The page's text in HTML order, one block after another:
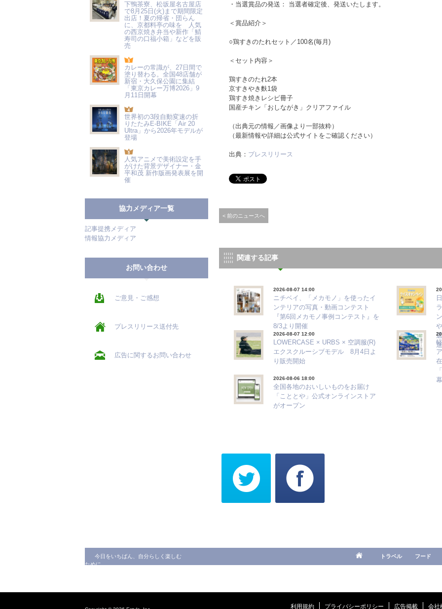
下鴨茶寮、松坂屋名古屋店
で8月25日(火)まで期間限定
出店！夏の帰省・団らん
に、京都料亭の味を 人気
の西京焼き弁当や新作「鯖
寿司の口福小箱」などを販
売
カレーの常識が、27日間で
塗り替わる。全国48店舗が
新宿・大久保公園に集結
「東京カレー万博2026」9
月11日開幕
世界初の3段自動変速の折
りたたみE-BIKE「Air 20
Ultra」から2026年モデルが
登場
人気アニメで美術設定を手
がけた背景デザイナー・金
平和茂 新作版画発表展を開
催
協力メディア一覧
記事提携メディア
情報協力メディア
お問い合わせ
ご意見・ご感想
プレスリリース送付先
広告に関するお問い合わせ
・当選賞品の発送： 当選者確定後、発送いたします。
＜賞品紹介＞
○鶏すきのたれセット／100名(毎月)
＜セット内容＞
鶏すきのたれ2本
京すきやき麩1袋
鶏すき焼きレシピ冊子
国産チキン「おしながき」クリアファイル
（出典元の情報／画像より一部抜粋）
（最新情報や詳細は公式サイトをご確認ください）
出典： プレスリリース
< 前のニュースへ
関連する記事
2026-08-07 14:00
ニチベイ、「メカモノ」を使ったイ
ンテリアの写真・動画コンテスト
『第6回メカモノ事例コンテスト』を
8/3より開催
2026-08-07 12:00
LOWERCASE × URBS × 空調服(R)
エクスクルーシブモデル 8月4日よ
り販売開始
幕
2026-08-06 18:00
全国各地のおいしいものをお届け
「こととや」公式オンラインストア
がオープン
今日をいちばん、自分らしく楽しむ
ために
トラベル フード
会社
広告掲載
プライバシーポリシー
利用規約